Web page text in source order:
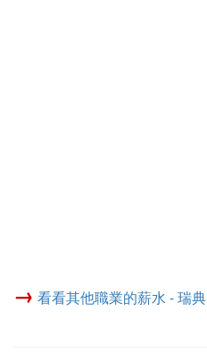
→ 看看其他職業的薪水 - 瑞典